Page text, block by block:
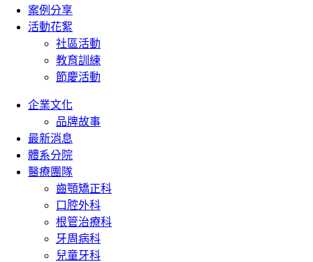
案例分享
活動花絮
社區活動
教育訓練
節慶活動
企業文化
品牌故事
最新消息
體系分院
醫療團隊
齒顎矯正科
口腔外科
根管治療科
牙周病科
兒童牙科